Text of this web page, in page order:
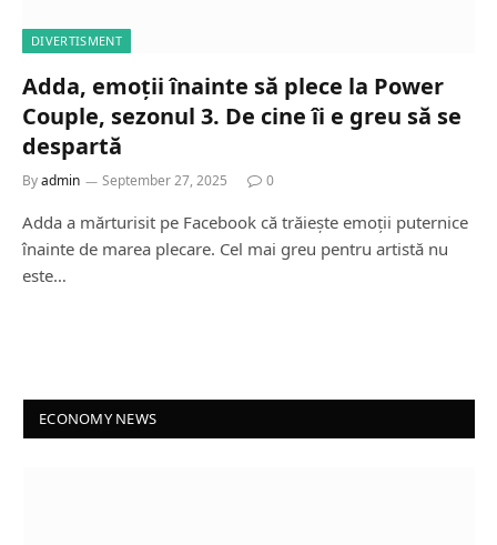
DIVERTISMENT
Adda, emoții înainte să plece la Power
Couple, sezonul 3. De cine îi e greu să se
despartă
Byadmin September 27, 2025 0
Adda a mărturisit pe Facebook că trăiește emoții puternice
înainte de marea plecare. Cel mai greu pentru artistă nu
este…
ECONOMY NEWS